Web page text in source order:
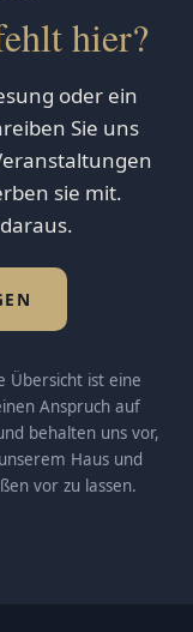
hier?
oder ein
Sie uns
sie mit.
Übersicht ist eine
Anspruch auf
behalten uns vor,
Haus und
vor zu lassen.